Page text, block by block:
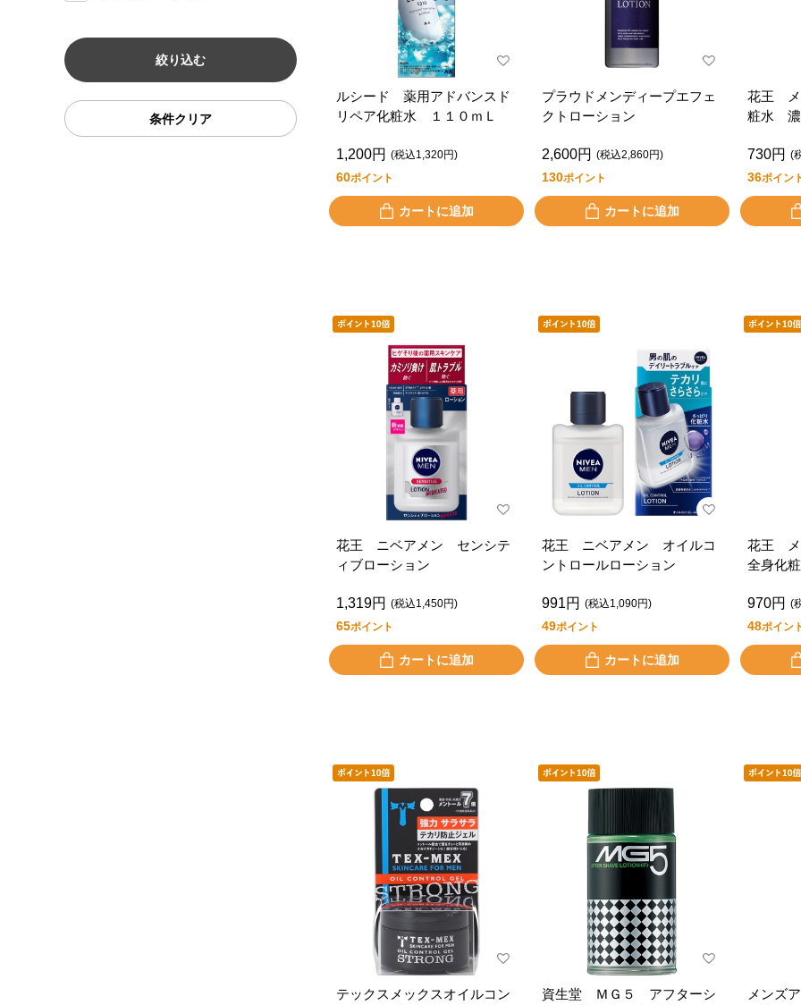
条件クリア
ルシード 薬用アドバンスド
リペア化粧水 １１０ｍＬ
1,200円 (税込1,320円)
60ポイント
カートに追加
プラウドメンディープエフェ
クトローション
2,600円 (税込2,860円)
130ポイント
カートに追加
花王 メ
粧水 濃
730円 (
36ポイン
花王 ニベアメン センシテ
ィブローション
1,319円 (税込1,450円)
65ポイント
カートに追加
花王 ニベアメン オイルコ
ントロールローション
991円 (税込1,090円)
49ポイント
カートに追加
花王
全身化
970円 (
48ポイン
テックスメックスオイルコン
資生堂 ＭＧ５ アフターシ
メンズ